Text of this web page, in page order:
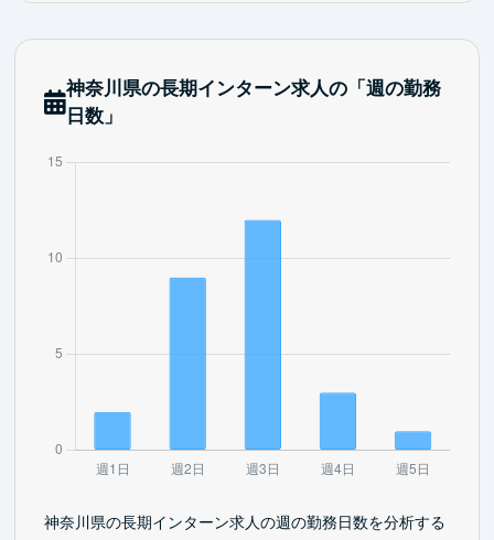
神奈川県の長期インターン求人の「週の勤務
日数」
神奈川県の長期インターン求人の週の勤務日数を分析する